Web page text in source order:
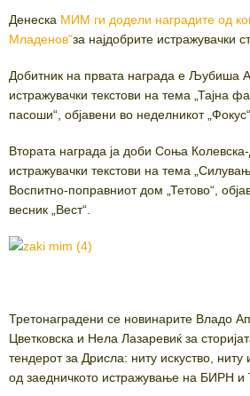
Денеска МИМ ги додели наградите од
Младенов“за најдобрите истражувачки
Добитник на првата награда е Љубиша
истражувачки текстови на тема „Тајна
пасоши“, објавени во неделникот „Фокус“.
Втората награда ја доби Соња
истражувачки текстови на тема
Воспитно-поправниот дом „Тетово“,
весник „Вест“.
Третонаградени се новинарите Владо
Цветковска и Нела Лазаревиќ за
тендерот за Дрисла: ниту искуство,
од заедничкото истражување на БИРН и